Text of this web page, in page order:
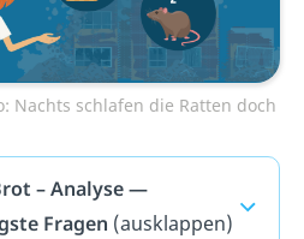
Nachts schlafen die Ratten doch
– Analyse —
Fragen (ausklappen)